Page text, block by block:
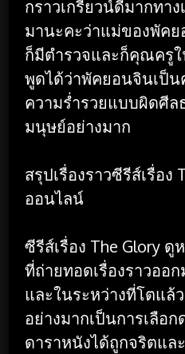
กราวเกรียวน์ดีมากทาง
มานะคะว่าแม่ของพัค
ก็มีตำรวจและก็คุณครู
พูดได้ว่าพัคยอนจินเป็
ความร่ำรวยแบบผิดศีล
มนุษย์อย่างมาก
สรุปเรื่องราวซีรีส์เรื่อง
ออนไลน์
ซีรีส์เรื่อง The Glory
ที่ถ่ายทอดเรื่องราวออ
และในระหว่างที่โตแล้
อย่างมากเป็นการเลือก
ดาราหนังได้ถูกจริตแล